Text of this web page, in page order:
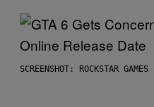
SCREENSHOT: ROCKSTAR GAMES